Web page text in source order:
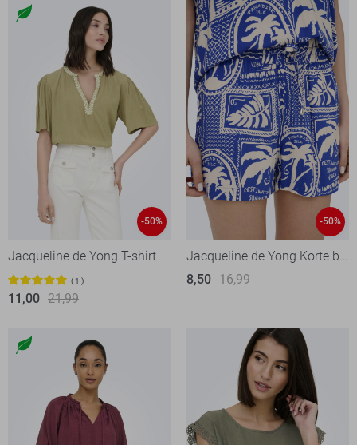
-50%
Jacqueline de Yong T-shirt
1
11,00 21,99
-50%
Jacqueline de Yong Korte broek
8,50 16,99